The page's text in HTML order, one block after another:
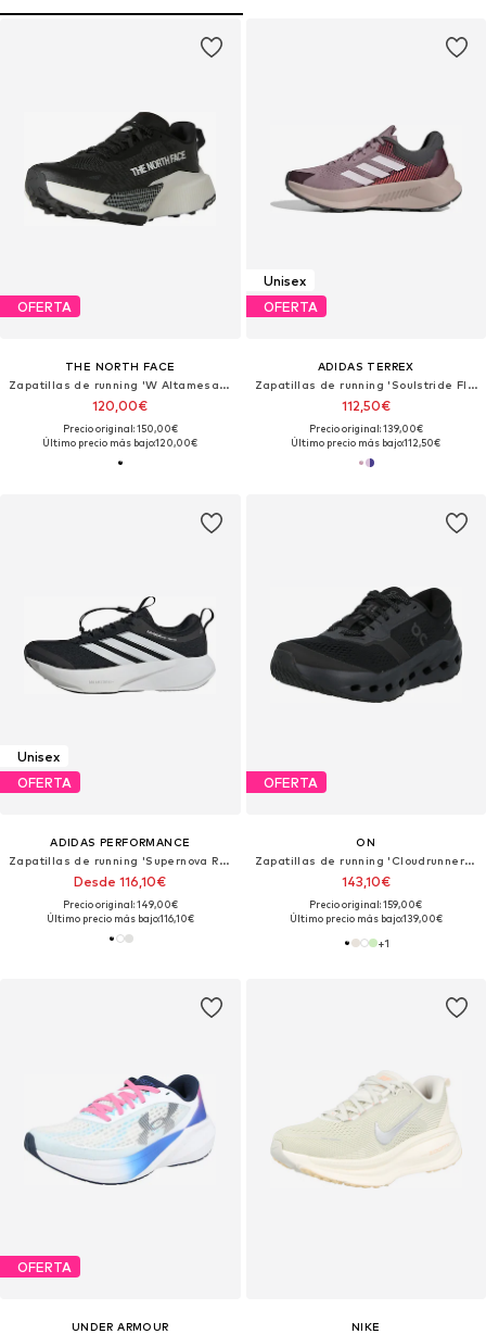
OFERTA
THE NORTH FACE
Zapatillas de running 'W Altamesa 500 V2'
120,00€
Precio original: 150,00€
Último precio más bajo:120,00€
Unisex
OFERTA
ADIDAS TERREX
Zapatillas de running 'Soulstride Flow'
112,50€
Precio original: 139,00€
Último precio más bajo:112,50€
Unisex
OFERTA
ADIDAS PERFORMANCE
Zapatillas de running 'Supernova Rise 3'
Desde 116,10€
Precio original: 149,00€
Último precio más bajo:116,10€
OFERTA
ON
Zapatillas de running 'Cloudrunner 3'
143,10€
Precio original: 159,00€
Último precio más bajo:139,00€
+1
OFERTA
UNDER ARMOUR
NIKE